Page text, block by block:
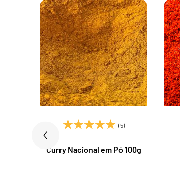
(5)
Curry Nacional em Pó 100g